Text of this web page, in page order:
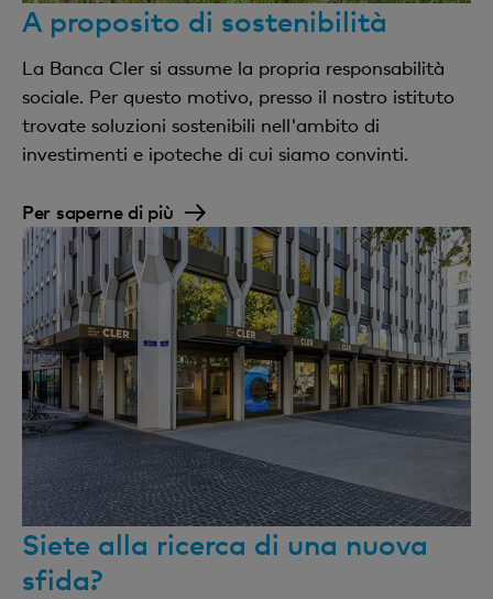
A proposito di sostenibilità
La Banca Cler si assume la propria responsabilità
sociale. Per questo motivo, presso il nostro istituto
trovate soluzioni sostenibili nell'ambito di
investimenti e ipoteche di cui siamo convinti.
Per saperne di più
Siete alla ricerca di una nuova
sfida?